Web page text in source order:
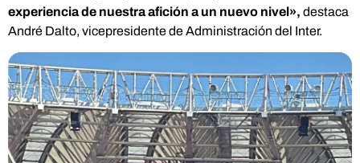
experiencia de nuestra afición a un nuevo nivel», destaca
André Dalto, vicepresidente de Administración del Inter.